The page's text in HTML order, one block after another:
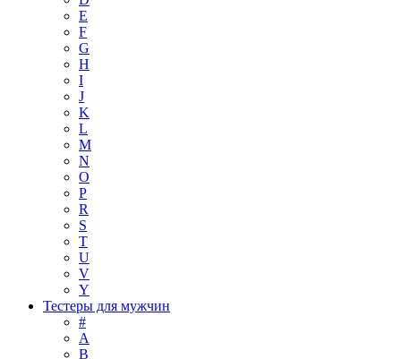
E
F
G
H
I
J
K
L
M
N
O
P
R
S
T
U
V
Y
Тестеры для мужчин
#
A
B